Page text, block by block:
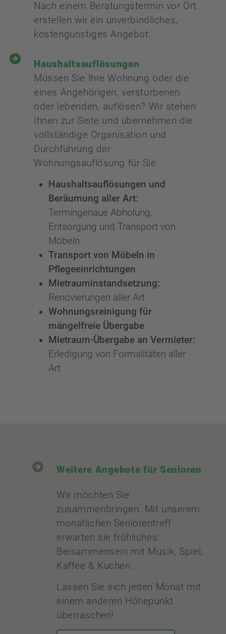
Nach einem Beratungstermin vor Ort
erstellen wir ein unverbindliches,
kostengünstiges Angebot.
Haushaltsauflösungen
Müssen Sie Ihre Wohnung oder die
eines Angehörigen, verstorbenen
oder lebenden, auflösen? Wir stehen
Ihnen zur Seite und übernehmen die
vollständige Organisation und
Durchführung der
Wohnungsauflösung für Sie.
Haushaltsauflösungen und
Beräumung aller Art:
Termingenaue Abholung,
Entsorgung und Transport von
Möbeln
Transport von Möbeln in
Pflegeeinrichtungen
Mietrauminstandsetzung:
Renovierungen aller Art
Wohnungsreinigung für
mängelfreie Übergabe
Mietraum-Übergabe an Vermieter:
Erledigung von Formalitäten aller
Art
Weitere Angebote für Senioren
Wir möchten Sie
zusammenbringen. Mit unserem
monatlichen Seniorentreff
erwarten sie fröhliches
Beisammensein mit Musik, Spiel,
Kaffee & Kuchen.
Lassen Sie sich jeden Monat mit
einem anderen Höhepunkt
überraschen!